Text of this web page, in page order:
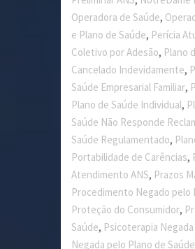
Operadora de Saúde,
e Plano de Saúde, Perícia
Coletivo por Adesão, Plano
Cancelado Indevidamente,
Saúde Empresarial Familiar,
Plano de Saúde Individual,
Saúde Não Responde
Saúde Regulamentado,
Portabilidade de Carências,
Atendimento ANS, Prazos
Procedimento Negado pelo
Proteção do Consumidor,
Saúde, Psicoterapia
Negada pelo Plano de Saúde